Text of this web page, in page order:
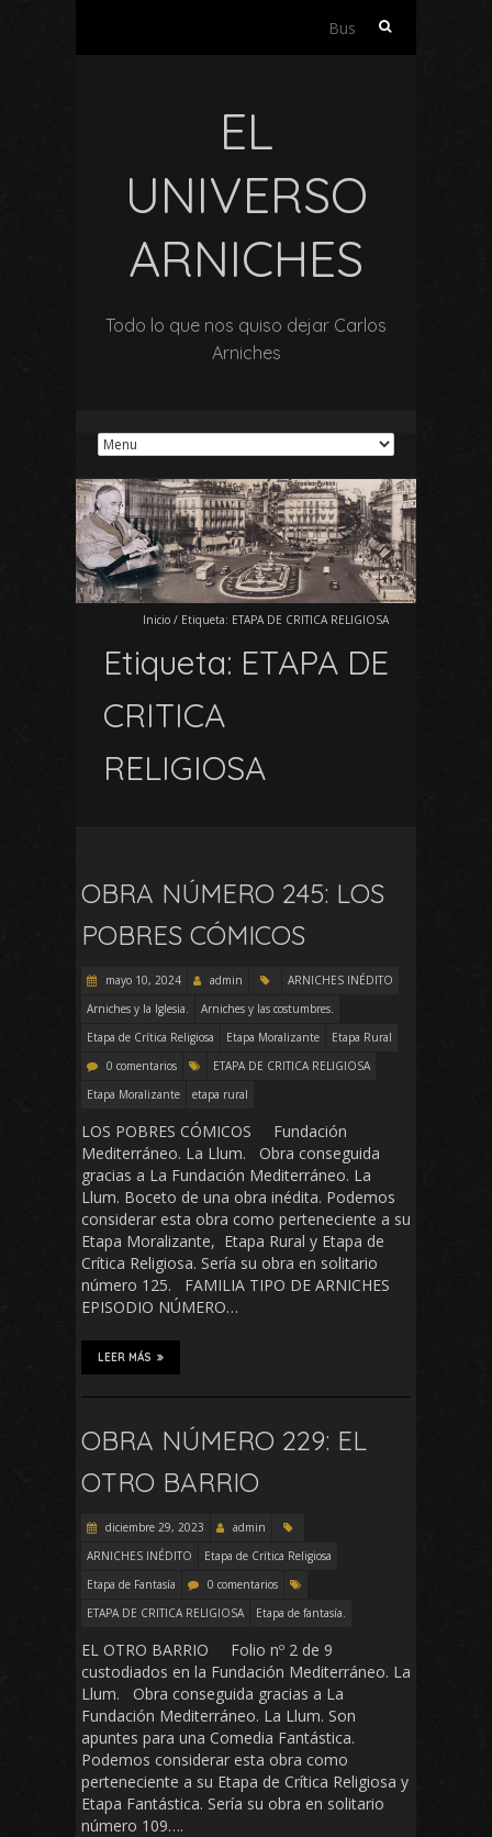
Buscar:
EL
UNIVERSO
ARNICHES
Todo lo que nos quiso dejar Carlos
Arniches
Inicio / Etiqueta: ETAPA DE CRITICA RELIGIOSA
Etiqueta: ETAPA DE
CRITICA
RELIGIOSA
OBRA NÚMERO 245: LOS
POBRES CÓMICOS
mayo 10, 2024 admin
ARNICHES INÉDITO
Arniches y la Iglesia.
Arniches y las costumbres.
Etapa de Crítica Religiosa
Etapa Moralizante
Etapa Rural
0 comentarios
ETAPA DE CRITICA RELIGIOSA
Etapa Moralizante
etapa rural
LOS POBRES CÓMICOS Fundación
Mediterráneo. La Llum. Obra conseguida
gracias a La Fundación Mediterráneo. La
Llum. Boceto de una obra inédita. Podemos
considerar esta obra como perteneciente a su
Etapa Moralizante, Etapa Rural y Etapa de
Crítica Religiosa. Sería su obra en solitario
número 125. FAMILIA TIPO DE ARNICHES
EPISODIO NÚMERO…
LEER MÁS
OBRA NÚMERO 229: EL
OTRO BARRIO
diciembre 29, 2023
admin
ARNICHES INÉDITO
Etapa de Crítica Religiosa
Etapa de Fantasía
0 comentarios
ETAPA DE CRITICA RELIGIOSA
Etapa de fantasía.
EL OTRO BARRIO Folio nº 2 de 9
custodiados en la Fundación Mediterráneo. La
Llum. Obra conseguida gracias a La
Fundación Mediterráneo. La Llum. Son
apuntes para una Comedia Fantástica.
Podemos considerar esta obra como
perteneciente a su Etapa de Crítica Religiosa y
Etapa Fantástica. Sería su obra en solitario
número 109….